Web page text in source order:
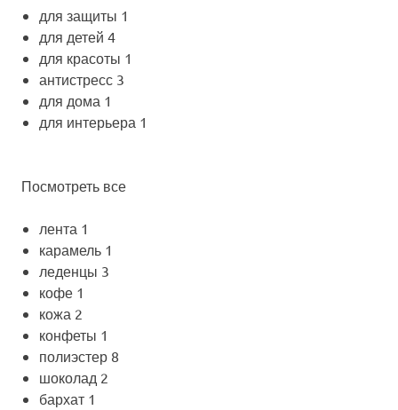
для защиты 1
для детей 4
для красоты 1
антистресс 3
для дома 1
для интерьера 1
Посмотреть все
лента 1
карамель 1
леденцы 3
кофе 1
кожа 2
конфеты 1
полиэстер 8
шоколад 2
бархат 1